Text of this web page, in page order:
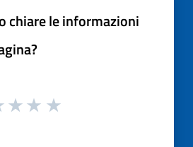
chiare le informazioni